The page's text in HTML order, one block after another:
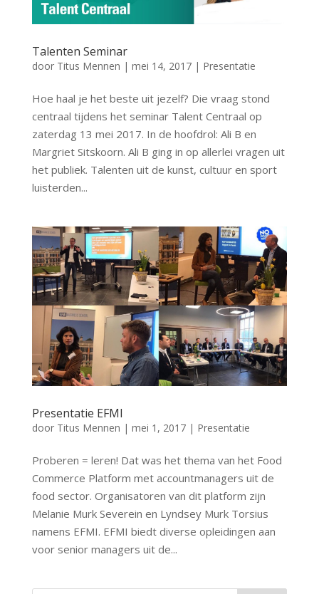
Talenten Seminar
door Titus Mennen | mei 14, 2017| Presentatie
Hoe haal je het beste uit jezelf? Die vraag stond
centraal tijdens het seminar Talent Centraal op
zaterdag 13 mei 2017. In de hoofdrol: Ali B en
Margriet Sitskoorn. Ali B ging in op allerlei vragen uit
het publiek. Talenten uit de kunst, cultuur en sport
luisterden...
Presentatie EFMI
door Titus Mennen | mei 1, 2017| Presentatie
Proberen = leren! Dat was het thema van het Food
Commerce Platform met accountmanagers uit de
food sector. Organisatoren van dit platform zijn
Melanie Murk Severein en Lyndsey Murk Torsius
namens EFMI. EFMI biedt diverse opleidingen aan
voor senior managers uit de...